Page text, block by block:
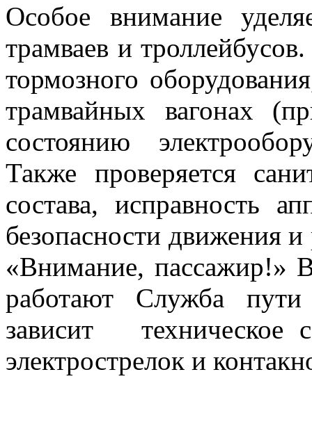
Особое внимание
трамваев и
тормозного
трамвайных вагонах
состоянию
Также проверяется
состава, исправность
безопасности движения
«Внимание, пассажир!»
работают Служба
зависит техническое
электрострелок и